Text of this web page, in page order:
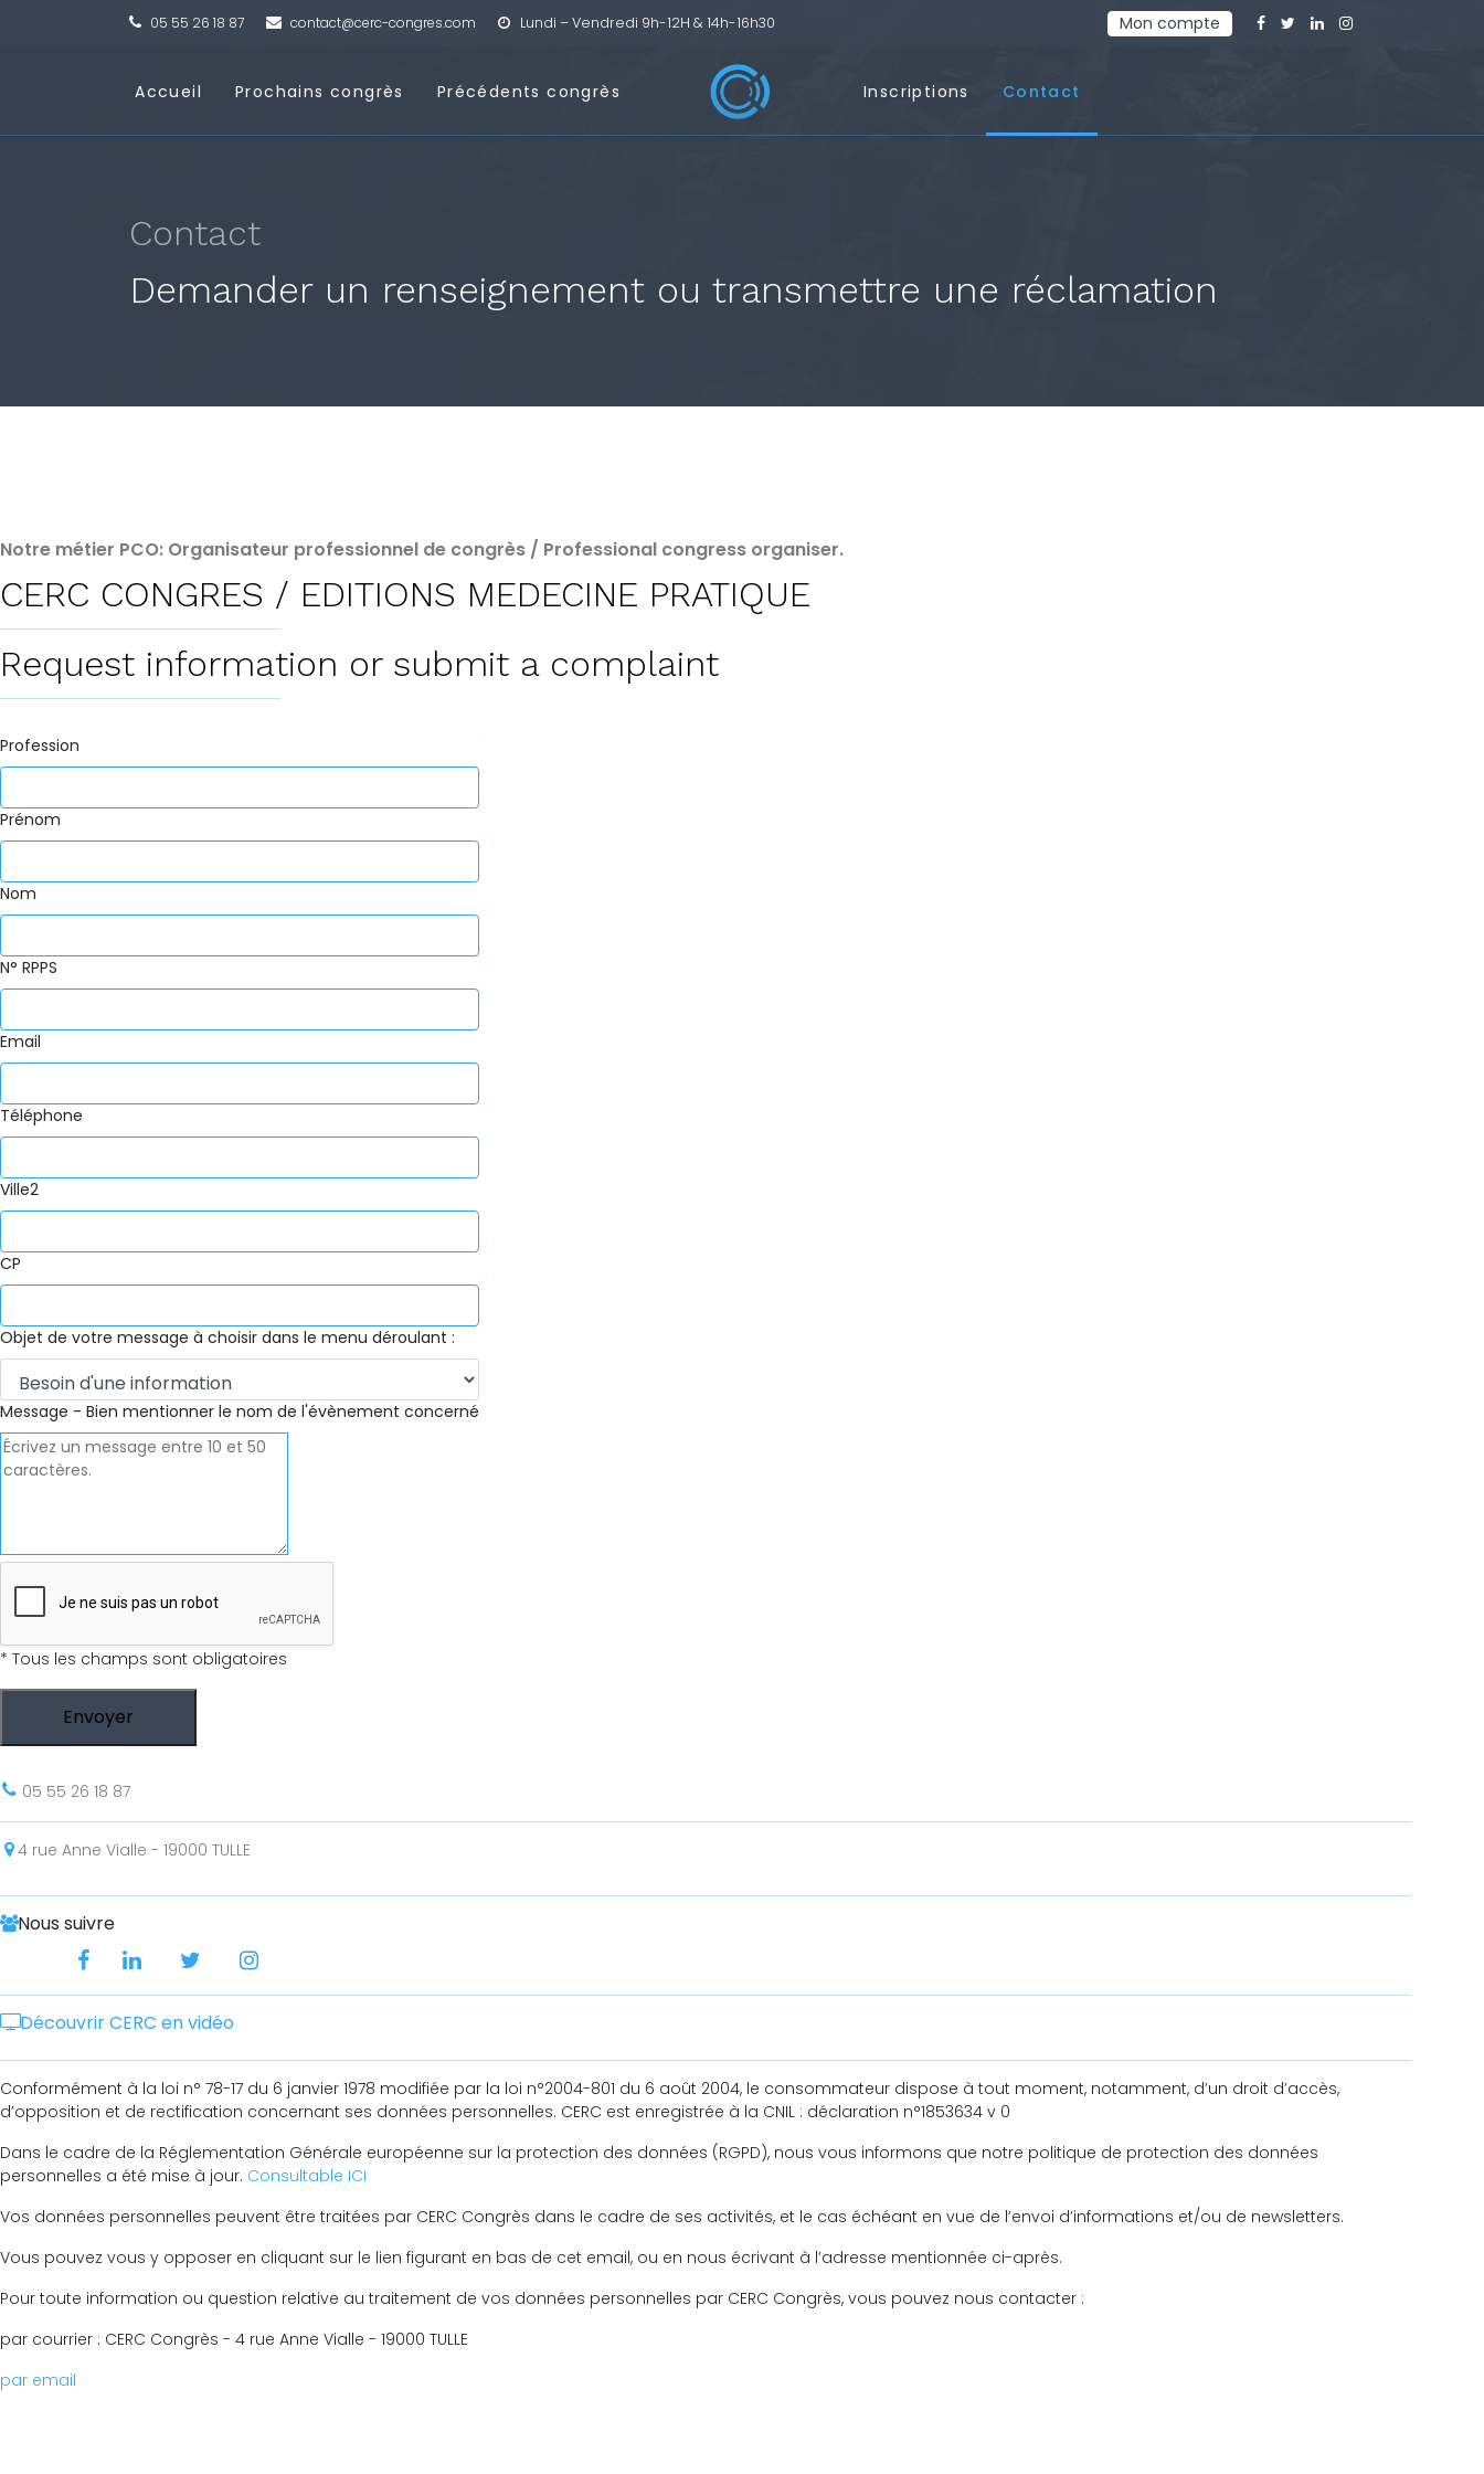
05 55 26 18 87 contact@cerc-congres.com Lundi – Vendredi 9h-12H & 14h-16h30 Mon compte
Accueil Prochains congrès Précédents congrès Inscriptions Contact
Contact
Demander un renseignement ou transmettre une réclamation
Notre métier PCO: Organisateur professionnel de congrès / Professional congress organiser.
CERC CONGRES / EDITIONS MEDECINE PRATIQUE
Request information or submit a complaint
Profession
Prénom
Nom
N° RPPS
Email
Téléphone
Ville2
CP
Objet de votre message à choisir dans le menu déroulant :
Message - Bien mentionner le nom de l'évènement concerné
* Tous les champs sont obligatoires
Envoyer
05 55 26 18 87
4 rue Anne Vialle - 19000 TULLE
Nous suivre
Découvrir CERC en vidéo
Conformément à la loi n° 78-17 du 6 janvier 1978 modifiée par la loi n°2004-801 du 6 août 2004, le consommateur dispose à tout moment, notamment, d’un droit d’accès,
d’opposition et de rectification concernant ses données personnelles. CERC est enregistrée à la CNIL : déclaration n°1853634 v 0
Dans le cadre de la Réglementation Générale européenne sur la protection des données (RGPD), nous vous informons que notre politique de protection des données
personnelles a été mise à jour. Consultable ICI
Vos données personnelles peuvent être traitées par CERC Congrès dans le cadre de ses activités, et le cas échéant en vue de l’envoi d’informations et/ou de newsletters.
Vous pouvez vous y opposer en cliquant sur le lien figurant en bas de cet email, ou en nous écrivant à l’adresse mentionnée ci-après.
Pour toute information ou question relative au traitement de vos données personnelles par CERC Congrès, vous pouvez nous contacter :
par courrier : CERC Congrès - 4 rue Anne Vialle - 19000 TULLE
par email